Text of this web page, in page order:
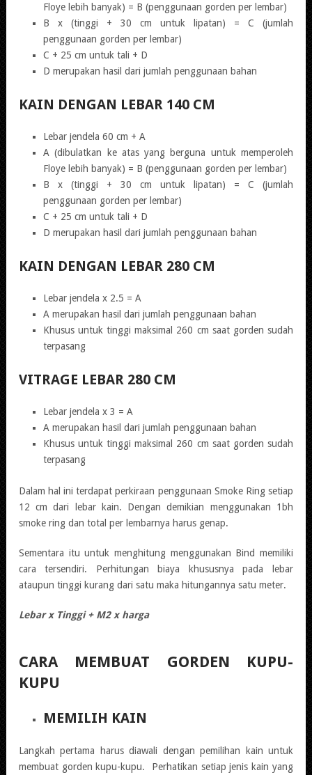
Floye lebih banyak) = B (penggunaan gorden per lembar)
B x (tinggi + 30 cm untuk lipatan) = C (jumlah
penggunaan gorden per lembar)
C + 25 cm untuk tali + D
D merupakan hasil dari jumlah penggunaan bahan
KAIN DENGAN LEBAR 140 CM
Lebar jendela 60 cm + A
A (dibulatkan ke atas yang berguna untuk memperoleh
Floye lebih banyak) = B (penggunaan gorden per lembar)
B x (tinggi + 30 cm untuk lipatan) = C (jumlah
penggunaan gorden per lembar)
C + 25 cm untuk tali + D
D merupakan hasil dari jumlah penggunaan bahan
KAIN DENGAN LEBAR 280 CM
Lebar jendela x 2.5 = A
A merupakan hasil dari jumlah penggunaan bahan
Khusus untuk tinggi maksimal 260 cm saat gorden sudah
terpasang
VITRAGE LEBAR 280 CM
Lebar jendela x 3 = A
A merupakan hasil dari jumlah penggunaan bahan
Khusus untuk tinggi maksimal 260 cm saat gorden sudah
terpasang
Dalam hal ini terdapat perkiraan penggunaan Smoke Ring setiap
12 cm dari lebar kain. Dengan demikian menggunakan 1bh
smoke ring dan total per lembarnya harus genap.
Sementara itu untuk menghitung menggunakan Bind memiliki
cara tersendiri. Perhitungan biaya khususnya pada lebar
ataupun tinggi kurang dari satu maka hitungannya satu meter.
Lebar x Tinggi + M2 x harga
CARA MEMBUAT GORDEN KUPU-
KUPU
MEMILIH KAIN
Langkah pertama harus diawali dengan pemilihan kain untuk
membuat gorden kupu-kupu. Perhatikan setiap jenis kain yang